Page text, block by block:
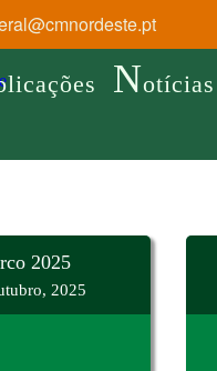
Notícias
2025
2025